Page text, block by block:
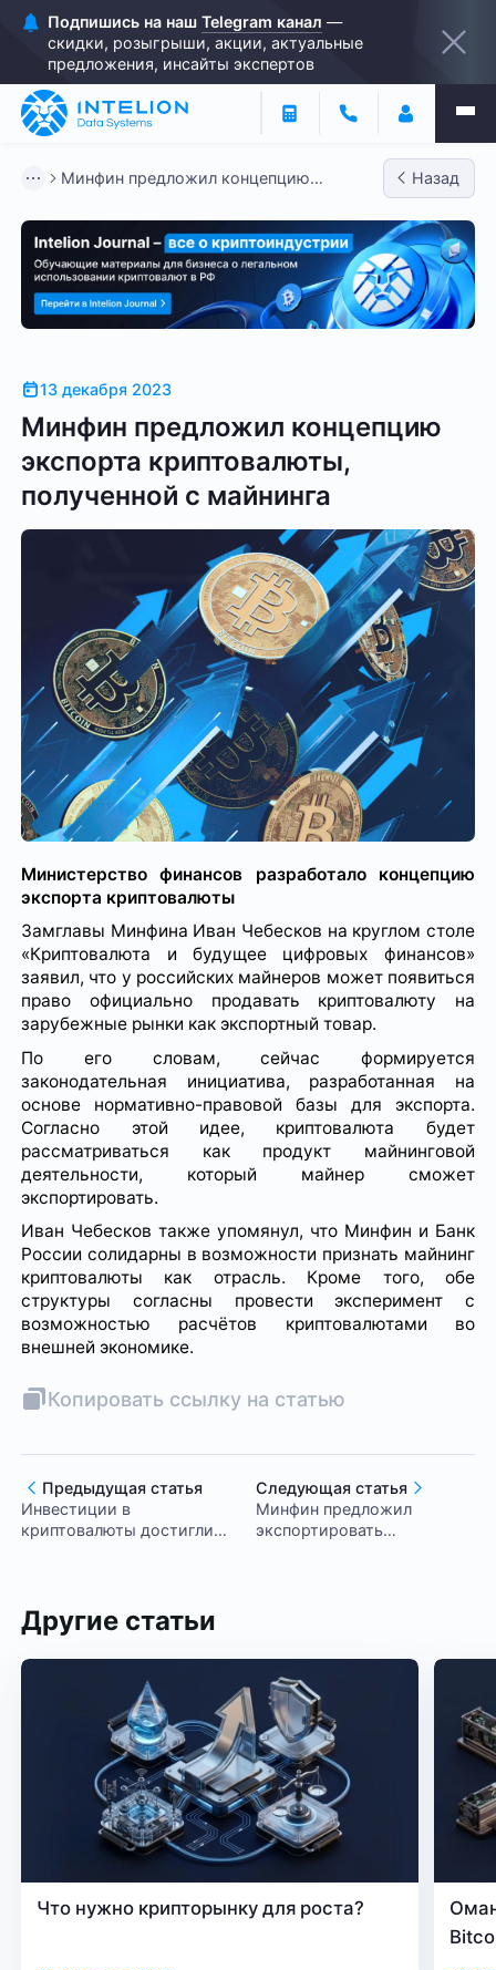
Подпишись на наш Telegram канал —
скидки, розыгрыши, акции, актуальные
предложения, инсайты экспертов
Минфин предложил концепцию
Назад
13 декабря 2023
Минфин предложил концепцию
экспорта криптовалюты,
полученной с майнинга
Министерство финансов разработало концепцию
экспорта криптовалюты
Замглавы Минфина Иван Чебесков на круглом столе
«Криптовалюта и будущее цифровых финансов»
заявил, что у российских майнеров может появиться
право официально продавать криптовалюту на
зарубежные рынки как экспортный товар.
По его словам, сейчас формируется
законодательная инициатива, разработанная на
основе нормативно-правовой базы для экспорта.
Согласно этой идее, криптовалюта будет
рассматриваться как продукт майнинговой
деятельности, который майнер сможет
экспортировать.
Иван Чебесков также упомянул, что Минфин и Банк
России солидарны в возможности признать майнинг
криптовалюты как отрасль. Кроме того, обе
структуры согласны провести эксперимент с
возможностью расчётов криптовалютами во
внешней экономике.
Копировать ссылку на статью
Предыдущая статья
Инвестиции в
криптовалюты достигли
Следующая статья
Минфин предложил
экспортировать
Другие статьи
Что нужно крипторынку для роста?